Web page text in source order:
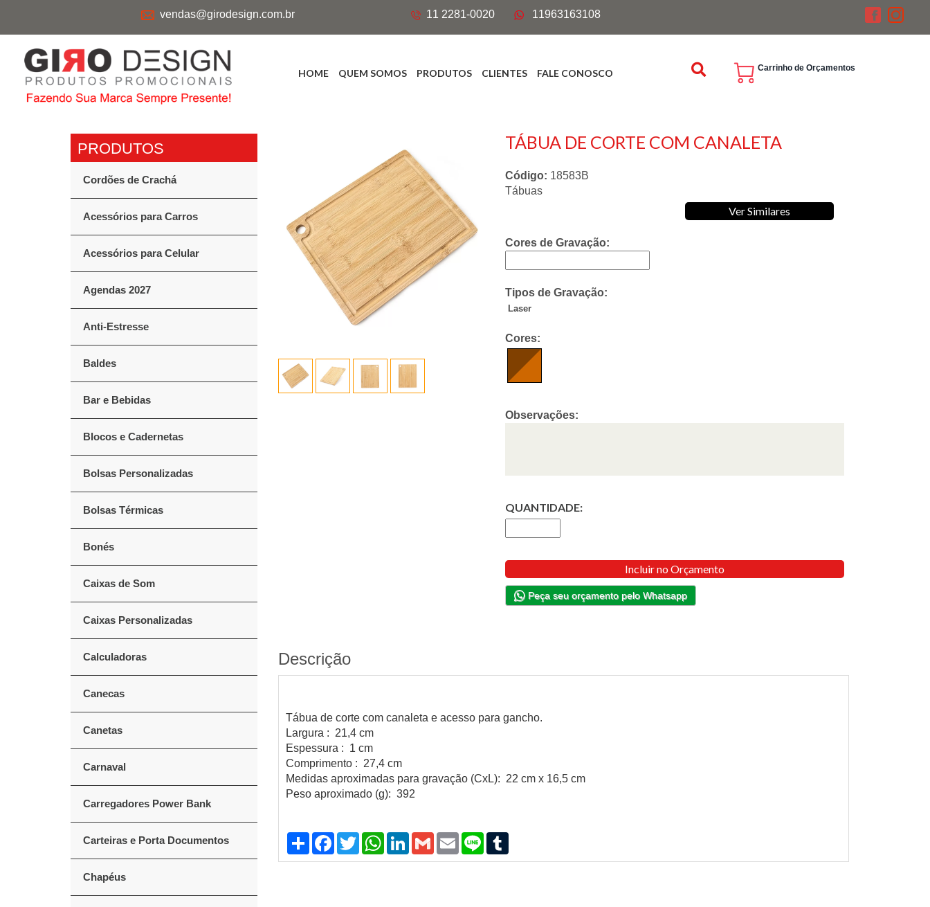
vendas@girodesign.com.br 11 2281-0020 11963163108
HOME QUEM SOMOS PRODUTOS CLIENTES FALE CONOSCO Carrinho de Orçamentos
Cordões de Crachá
Acessórios para Carros
Acessórios para Celular
Agendas 2027
Anti-Estresse
Baldes
Bar e Bebidas
Blocos e Cadernetas
Bolsas Personalizadas
Bolsas Térmicas
Bonés
Caixas de Som
Caixas Personalizadas
Calculadoras
Canecas
Canetas
Carnaval
Carregadores Power Bank
Carteiras e Porta Documentos
Chapéus
TÁBUA DE CORTE COM CANALETA
Código: 18583B
Tábuas
Ver Similares
Cores de Gravação:
Tipos de Gravação:
Laser
Cores:
Observações:
QUANTIDADE:
Incluir no Orçamento
Peça seu orçamento pelo Whatsapp
Descrição
Tábua de corte com canaleta e acesso para gancho.
Largura : 21,4 cm
Espessura : 1 cm
Comprimento : 27,4 cm
Medidas aproximadas para gravação (CxL): 22 cm x 16,5 cm
Peso aproximado (g): 392
Compartilhar
Facebook
TwitterWhatsApp
LinkedIn
GmailEmailLine